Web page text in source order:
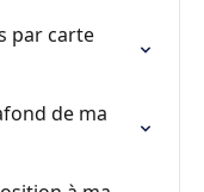
par carte
de ma